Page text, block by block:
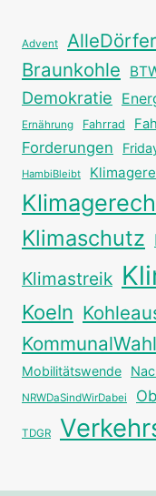
Advent
Braunkohle
Demokratie
Ernährung Fahrrad
Forderungen
HambiBleibt
Klimaschutz
Klimastreik
Koeln
KommunalWahl
Mobilitätswende
NRWDaSindWirDabei
TDGR